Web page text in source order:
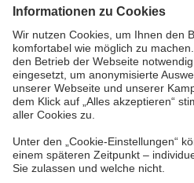
Vielzahl an Fördermitteln
Eine Förderung Ihres
Förderbedingungen, über
Wege möglich sein.
Landesförderinstituten
Bundesamtes für